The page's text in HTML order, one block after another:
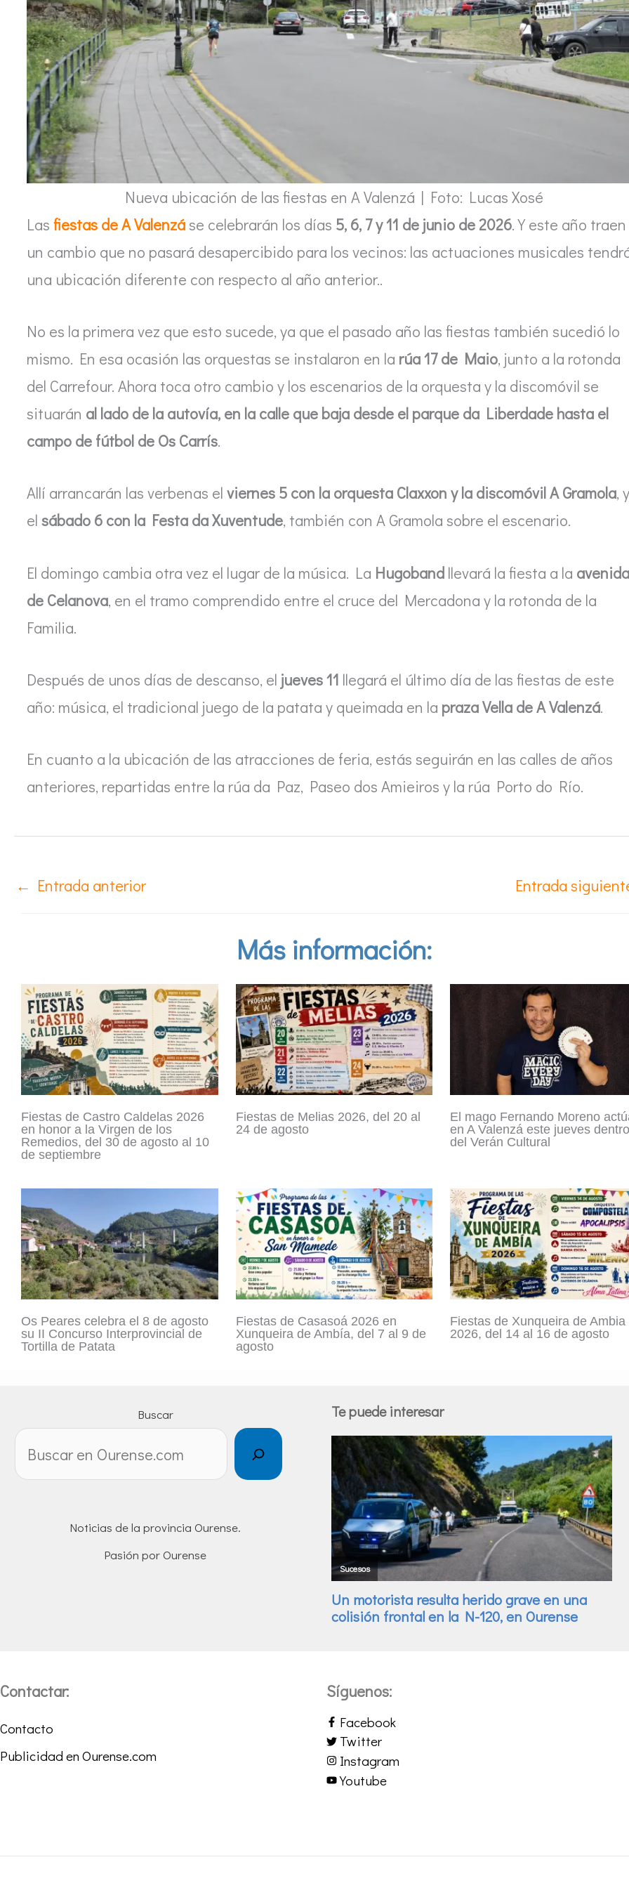
Nueva ubicación de las fiestas en A Valenzá | Foto: Lucas Xosé
Las fiestas de A Valenzáse celebrarán los días 5, 6, 7 y 11 de junio de 2026. Y este año traen
un cambio que no pasará desapercibido para los vecinos: las actuaciones musicales
una ubicación diferente con respecto al año anterior..
No es la primera vez que esto sucede, ya que el pasado año las fiestas también sucedió lo
mismo. En esa ocasión las orquestas se instalaron en la rúa 17 de Maio, junto a la rotonda
del Carrefour. Ahora toca otro cambio y los escenarios de la orquesta y la discomóvil se
situarán al lado de la autovía, en la calle que baja desde el parque da Liberdade hasta el
campo de fútbol de Os Carrís.
Allí arrancarán las verbenas el viernes 5 con la orquesta Claxxon y la discomóvil A Gramola, y
el sábado 6 con la Festa da Xuventude, también con A Gramola sobre el escenario.
El domingo cambia otra vez el lugar de la música. La Hugoband llevará la fiesta a la avenida
de Celanova, en el tramo comprendido entre el cruce del Mercadona y la rotonda de la
Familia.
Después de unos días de descanso, el jueves 11 llegará el último día de las fiestas de este
año: música, el tradicional juego de la patata y queimada en la praza Vella de A Valenzá.
En cuanto a la ubicación de las atracciones de feria, estás seguirán en las calles de años
anteriores, repartidas entre la rúa da Paz, Paseo dos Amieiros y la rúa Porto do Río.
← Entrada anterior Entrada
Más información:
Fiestas de Castro Caldelas 2026
en honor a la Virgen de los
Remedios, del 30 de agosto al 10
de septiembre
Fiestas de Melias 2026, del 20 al
24 de agosto
El mago Fernando Moreno
en A Valenzá este jueves
del Verán Cultural
Os Peares celebra el 8 de agosto
su II Concurso Interprovincial de
Tortilla de Patata
Fiestas de Casasoá 2026 en
Xunqueira de Ambía, del 7 al 9 de
agosto
Fiestas de Xunqueira de Ambia
2026, del 14 al 16 de agosto
Buscar
Noticias de la provincia Ourense.
Pasión por Ourense
Te puede interesar
Contactar:
Contacto
Publicidad en Ourense.com
Síguenos:
Facebook
Twitter
Instagram
Youtube